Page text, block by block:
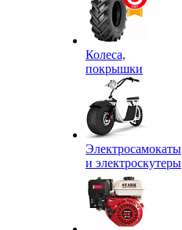
Колеса,
покрышки
Электросамокаты
и электроскутеры